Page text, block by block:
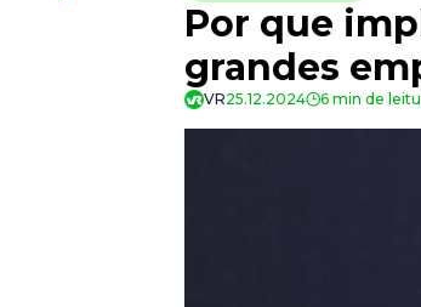
Empreendedorismo
Impulsione o seu negócio
Legislação
Fique por dentro da lei
Por que
grandes
VR25.12.2024 6 min de